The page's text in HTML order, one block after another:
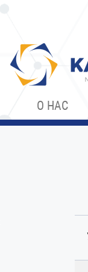
О НАС